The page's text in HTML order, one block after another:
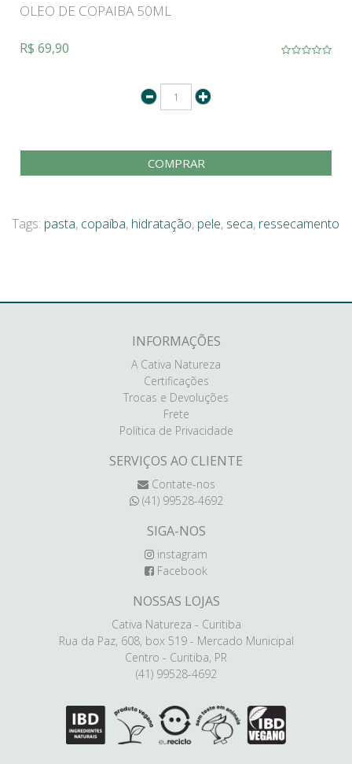
OLEO DE COPAIBA 50ML
R$ 69,90
COMPRAR
Tags: pasta, copaíba, hidratação, pele, seca, ressecamento
INFORMAÇÕES
A Cativa Natureza
Certificações
Trocas e Devoluções
Frete
Política de Privacidade
SERVIÇOS AO CLIENTE
Contate-nos
(41) 99528-4692
SIGA-NOS
instagram
Facebook
NOSSAS LOJAS
Cativa Natureza - Curitiba
Rua da Paz, 608, box 519 - Mercado Municipal
Centro - Curitiba, PR
(41) 99528-4692